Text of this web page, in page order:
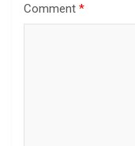
Comment *